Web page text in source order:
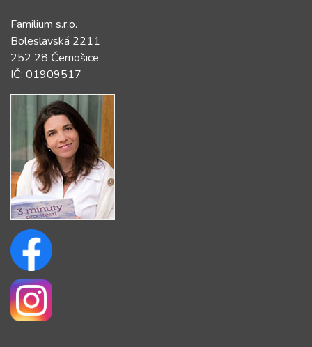
Familium s.r.o.
Boleslavská 2211
252 28 Černošice
IČ: 01909517